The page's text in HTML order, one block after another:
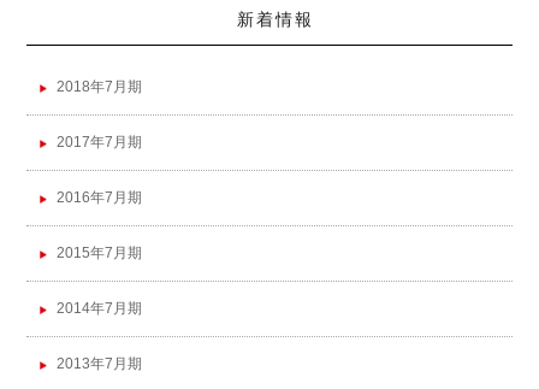
新着情報
2018年7月期
2017年7月期
2016年7月期
2015年7月期
2014年7月期
2013年7月期